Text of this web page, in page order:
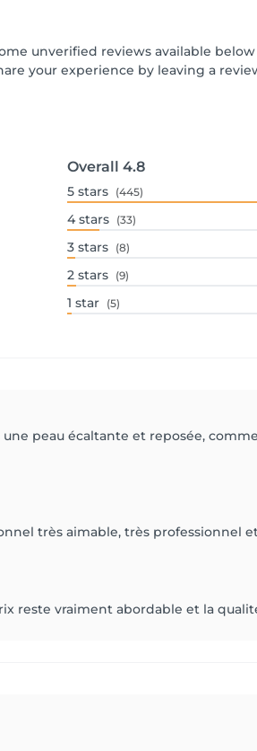
unverified reviews available
your experience by leaving a
Overall 4.8
5 stars (445)
4 stars (33)
3 stars (8)
2 stars (9)
1 star (5)
peau écaltante et reposée,
très aimable, très professionnel
reste vraiment abordable et la